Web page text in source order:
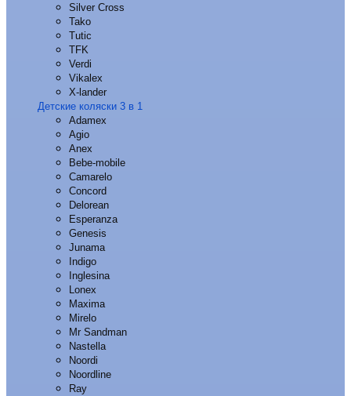
Silver Cross
Tako
Tutic
TFK
Verdi
Vikalex
X-lander
Детские коляски 3 в 1
Adamex
Agio
Anex
Bebe-mobile
Camarelo
Concord
Delorean
Esperanza
Genesis
Junama
Indigo
Inglesina
Lonex
Maxima
Mirelo
Mr Sandman
Nastella
Noordi
Noordline
Ray